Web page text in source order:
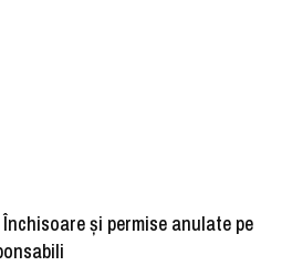
și permise anulate pe